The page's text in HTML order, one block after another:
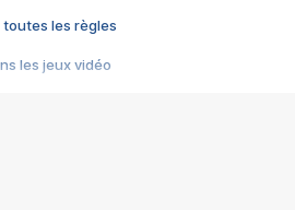
toutes les règles
les jeux vidéo